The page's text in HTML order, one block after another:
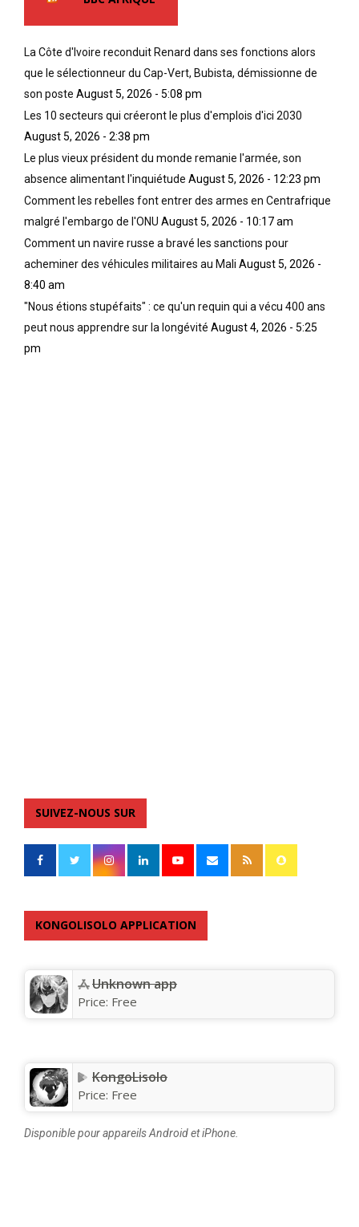
La Côte d'Ivoire reconduit Renard dans ses fonctions alors
que le sélectionneur du Cap-Vert, Bubista, démissionne de
son poste August 5, 2026 - 5:08 pm
Les 10 secteurs qui créeront le plus d'emplois d'ici 2030
August 5, 2026 - 2:38 pm
Le plus vieux président du monde remanie l'armée, son
absence alimentant l'inquiétude August 5, 2026 - 12:23 pm
Comment les rebelles font entrer des armes en Centrafrique
malgré l'embargo de l'ONU August 5, 2026 - 10:17 am
Comment un navire russe a bravé les sanctions pour
acheminer des véhicules militaires au Mali August 5, 2026 -
8:40 am
"Nous étions stupéfaits" : ce qu'un requin qui a vécu 400 ans
peut nous apprendre sur la longévité August 4, 2026 - 5:25
pm
SUIVEZ-NOUS SUR
KONGOLISOLO APPLICATION
Unknown app
Price: Free
KongoLisolo
Price: Free
Disponible pour appareils Android et iPhone.